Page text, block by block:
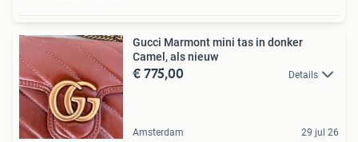
Gucci Marmont mini tas in donker
Camel, als nieuw
€ 775,00 Details
Amsterdam 29 jul 26